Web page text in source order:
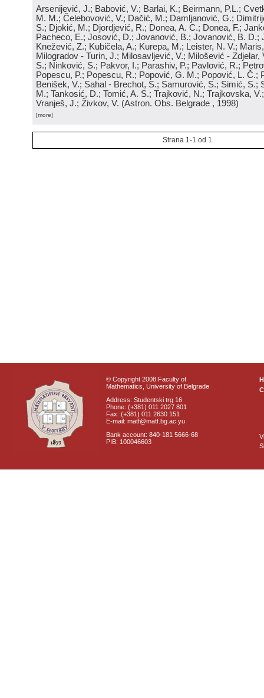
Arsenijević, J.; Babović, V.; Barlai, K.; Beirmann, P.L.;
M. M.; Čelebovović, V.; Dačić, M.; Damljanović, G.;
S.; Djokić, M.; Djordjević, R.; Donea, A. C.; Donea, F.;
Pacheco, E.; Josović, D.; Jovanović, B.; Jovanović, B. D.;
Knežević, Z.; Kubičela, A.; Kurepa, M.; Leister, N. V.;
Milogradov - Turin, J.; Milosavljević, V.; Milošević - Zdjelar,
S.; Ninković, S.; Pakvor, I.; Parashiv, P.; Pavlović, R.;
Popescu, P.; Popescu, R.; Popović, G. M.; Popović, L. Č.;
Benišek, V.; Sahal - Brechot, S.; Samurović, S.; Simić, S.;
M.; Tankosić, D.; Tomić, A. S.; Trajković, N.; Trajkovska,
Vranješ, J.; Živkov, V. (Astron. Obs. Belgrade , 1998)
[more]
Strana 1-1 od 1
© Copyright 2008 Faculty of
Mathematics, University of Belgrade
Address: Studentski trg 16
Phone: (+381) 011 2027 801
Fax: (+381) 011 2630 151
E-mail: matf@matf.bg.ac.yu
Bank account: 840-181 5666-68
PIB: 100046603